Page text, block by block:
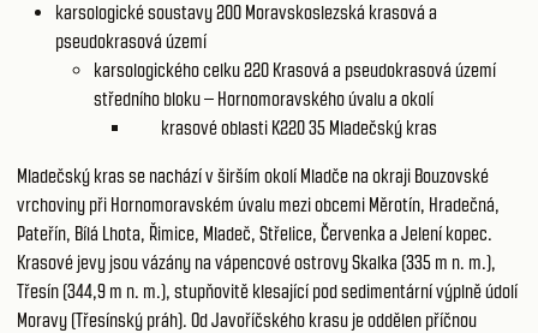
karsologické soustavy 200 Moravskoslezská krasová a
pseudokrasová území
karsologického celku 220 Krasová a pseudokrasová území
středního bloku – Hornomoravského úvalu a okolí
krasové oblasti K220 35 Mladečský kras
Mladečský kras se nachází v širším okolí Mladče na okraji Bouzovské
vrchoviny při Hornomoravském úvalu mezi obcemi Měrotín, Hradečná,
Pateřín, Bílá Lhota, Řimice, Mladeč, Střelice, Červenka a Jelení kopec.
Krasové jevy jsou vázány na vápencové ostrovy Skalka (335 m n. m.),
Třesín (344,9 m n. m.), stupňovitě klesající pod sedimentární výplně údolí
Moravy (Třesínský práh). Od Javoříčského krasu je oddělen příčnou